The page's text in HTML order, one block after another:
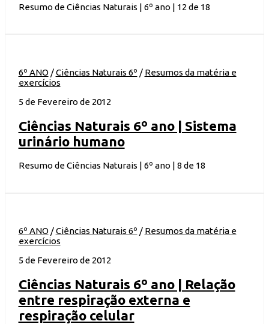
Resumo de Ciências Naturais | 6º ano | 12 de 18
6º ANO /Ciências Naturais 6º / Resumos da matéria e
exercícios
5 de Fevereiro de 2012
Ciências Naturais 6º ano | Sistema
urinário humano
Resumo de Ciências Naturais | 6º ano | 8 de 18
6º ANO /Ciências Naturais 6º / Resumos da matéria e
exercícios
5 de Fevereiro de 2012
Ciências Naturais 6º ano | Relação
entre respiração externa e
respiração celular